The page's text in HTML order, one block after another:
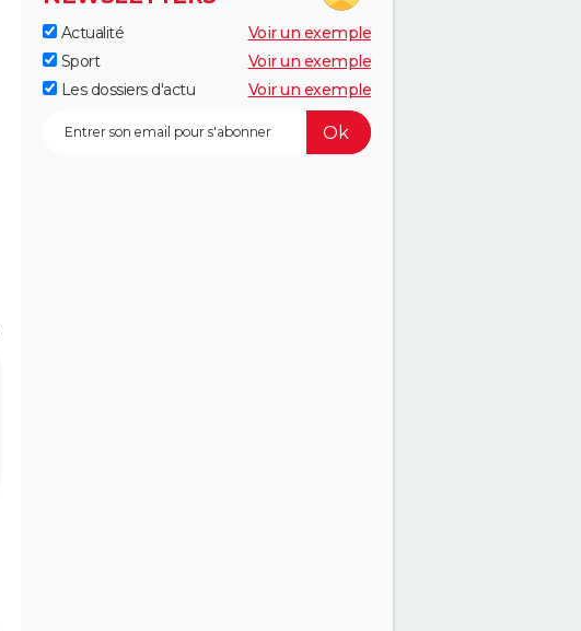
Actualité
Voir un exemple
Sport
Voir un exemple
Les dossiers d'actu
Voir un exemple